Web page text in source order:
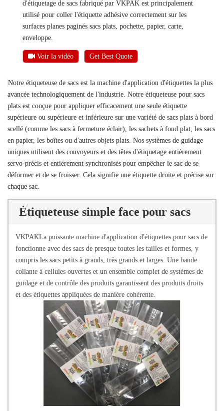
d'étiquetage de sacs fabriqué par VKPAK est principalement
utilisé pour coller l'étiquette adhésive correctement sur les
surfaces planes paginés sacs plats, pochette, papier, carte,
enveloppe.
Voir la vidéo Get Best Quote
Notre étiqueteuse de sacs est la machine d'application d'étiquettes la plus
avancée technologiquement de l'industrie. Notre étiqueteuse pour sacs
plats est conçue pour appliquer efficacement une seule étiquette
supérieure ou supérieure et inférieure sur une variété de sacs plats à bord
scellé (comme les sacs à fermeture éclair), les sachets à fond plat, les sacs
en papier, les boîtes ou d'autres objets plats. Nos systèmes de guidage
uniques utilisent des convoyeurs et des têtes d'étiquetage entièrement
servo-précis et entièrement synchronisés pour empêcher le sac de se
déformer et de se froisser. Cela signifie une étiquette droite et précise sur
chaque sac.
Étiqueteuse simple face pour sacs
VKPAKLa puissante machine d'application d'étiquettes pour sacs de
fonctionne avec des sacs de presque toutes les tailles et formes, y
compris les sacs petits à grands, très grands et larges. Une bande
collante à cellules ouvertes et un ensemble complet de systèmes de
guidage et de contrôle des produits garantissent des produits droits
et des étiquettes appliquées de manière cohérente.